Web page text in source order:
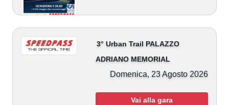
3° Urban Trail PALAZZO
ADRIANO MEMORIAL
Domenica, 23 Agosto 2026
Vai alla gara